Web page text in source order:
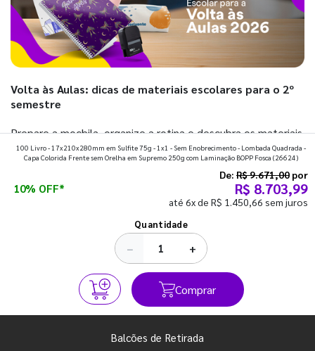
Volta às Aulas: dicas de materiais escolares para o 2º
semestre
Prepare a mochila, organize a rotina e descubra os materiais
que fazem toda diferença para começar o segundo
100 Livro - 17x210x280mm em Sulfite 75g - 1x1 - Sem Enobrecimento - Lombada Quadrada -
Capa Colorida Frente sem Orelha em Supremo 250g com Laminação BOPP Fosca (26624)
10% OFF*
De: R$ 9.671,00 por
R$ 8.703,99
até 6x de R$ 1.450,66 sem juros
Quantidade
− +
Comprar
Balcões de Retirada